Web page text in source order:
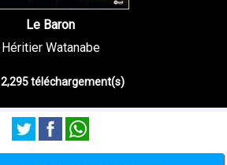
Le Baron
Héritier Watanabe
2,295 téléchargement(s)